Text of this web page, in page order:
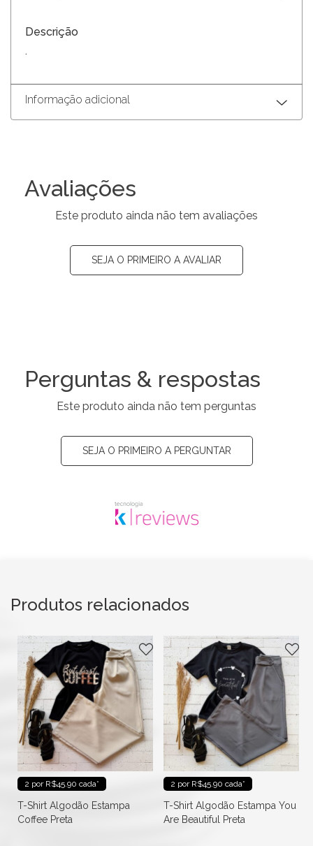
Descrição
.
Informação adicional
Avaliações
Este produto ainda não tem avaliações
SEJA O PRIMEIRO A AVALIAR
Perguntas & respostas
Este produto ainda não tem perguntas
SEJA O PRIMEIRO A PERGUNTAR
Produtos relacionados
2 por R$45.90 cada*
T-Shirt Algodão Estampa
Coffee Preta
2 por R$45.90 cada*
T-Shirt Algodão Estampa You
Are Beautiful Preta